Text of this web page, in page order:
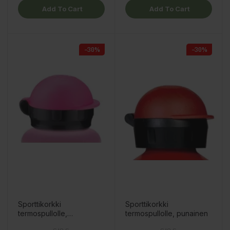
Add To Cart Add To Cart
−30%
Sporttikorkki
termospullolle,
−30%
Sporttikorkki
termospullolle, punainen